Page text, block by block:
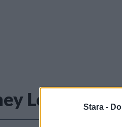
Stara -
Leavitt